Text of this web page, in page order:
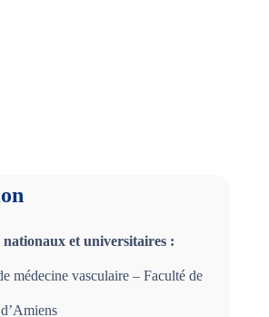
nationaux et universitaires :
médecine vasculaire – Faculté de